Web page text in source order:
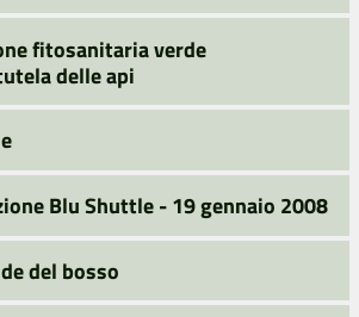
fitosanitaria verde
delle api
Blu Shuttle - 19 gennaio 2008
del bosso